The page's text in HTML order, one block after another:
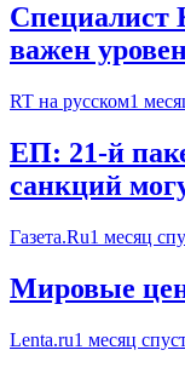
Специалист
важен
RT на русском1
ЕП: 21-й
санкций
Газета.Ru1 месяц
Мировые
Lenta.ru1 месяц